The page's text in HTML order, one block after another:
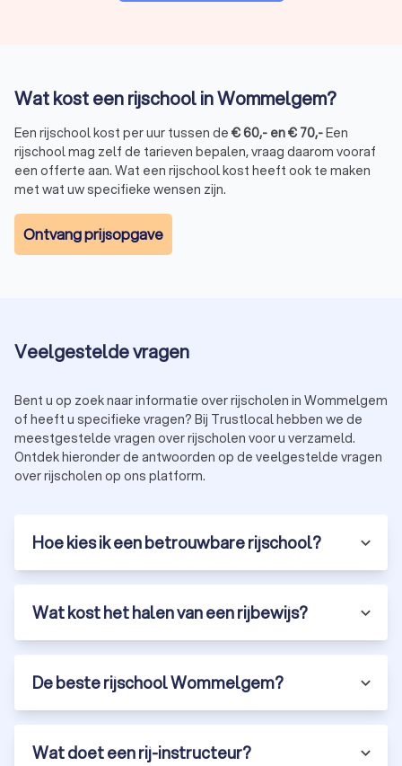
Wat kost een rijschool in Wommelgem?
Een rijschool kost per uur tussen de €60,- en€ 70,-Een
rijschool mag zelf de tarieven bepalen, vraag daarom vooraf
een offerte aan. Wat een rijschool kost heeft ook te maken
met wat uw specifieke wensen zijn.
Ontvang prijsopgave
Veelgestelde vragen
Bent u op zoek naar informatie over rijscholen in Wommelgem
of heeft u specifieke vragen? Bij Trustlocal hebben we de
meestgestelde vragen over rijscholen voor u verzameld.
Ontdek hieronder de antwoorden op de veelgestelde vragen
over rijscholen op ons platform.
Hoe kies ik een betrouwbare rijschool?
Wat kost het halen van een rijbewijs?
De beste rijschool Wommelgem?
Wat doet een rij-instructeur?